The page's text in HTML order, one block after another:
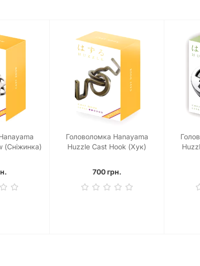
(Сніжинка)
Головоломка Hanayama
Huzzle Cast Hook (Хук)
700 грн.